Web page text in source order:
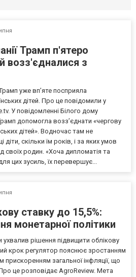
Трамп п'ятеро
возз'єдналися з
уже впʼяте посприяла
дітей. Про це повідомили у
У повідомленні Білого дому
допомогла возз’єднати «чергову
дітей». Водночас там не
діти, скільки їм років, і за яких умов
своїх родин. «Хоча дипломатія та
цих зусиль, їх перевершує...
ставку до 15,5%:
монетарної політики
ухвалив рішення підвищити облікову
крок регулятор пояснює зростанням
прискоренням загальної інфляції, що
це розповідає AgroReview. Мета